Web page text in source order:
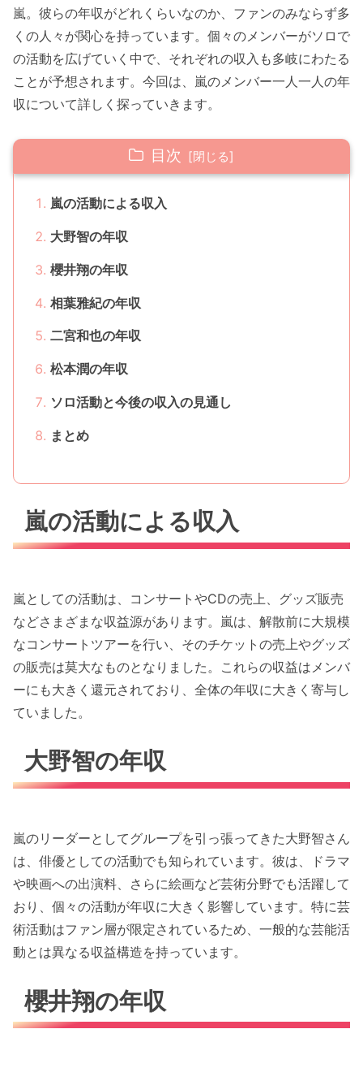
嵐。彼らの年収がどれくらいなのか、ファンのみならず多
くの人々が関心を持っています。個々のメンバーがソロで
の活動を広げていく中で、それぞれの収入も多岐にわたる
ことが予想されます。今回は、嵐のメンバー一人一人の年
収について詳しく探っていきます。
目次
嵐の活動による収入
大野智の年収
櫻井翔の年収
相葉雅紀の年収
二宮和也の年収
松本潤の年収
ソロ活動と今後の収入の見通し
まとめ
嵐の活動による収入
嵐としての活動は、コンサートやCDの売上、グッズ販売
などさまざまな収益源があります。嵐は、解散前に大規模
なコンサートツアーを行い、そのチケットの売上やグッズ
の販売は莫大なものとなりました。これらの収益はメンバ
ーにも大きく還元されており、全体の年収に大きく寄与し
ていました。
大野智の年収
嵐のリーダーとしてグループを引っ張ってきた大野智さん
は、俳優としての活動でも知られています。彼は、ドラマ
や映画への出演料、さらに絵画など芸術分野でも活躍して
おり、個々の活動が年収に大きく影響しています。特に芸
術活動はファン層が限定されているため、一般的な芸能活
動とは異なる収益構造を持っています。
櫻井翔の年収